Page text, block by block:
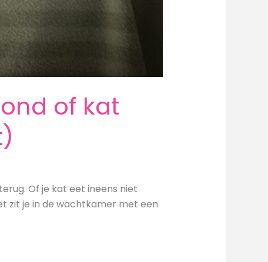
of kat
Of je kat eet ineens niet
zit je in de wachtkamer met een